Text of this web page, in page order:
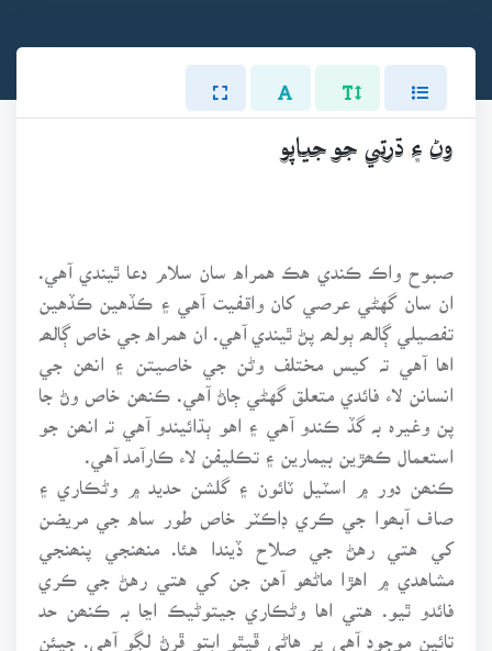
وڻ ۽ ڌرتي جو جياپو
صبوح واڪ ڪندي هڪ همراه سان سلام دعا ٿيندي آهي.
ان سان گهڻي عرصي کان واقفيت آهي ۽ ڪڏهين ڪڏهين
تفصيلي ڳالھہ ٻولھہ پڻ ٿيندي آهي. ان همراه جي خاص ڳالھہ
اها آهي تہ کيس مختلف وڻن جي خاصيتن ۽ انھن جي
انسانن لاء فائدي متعلق گهڻي ڄاڻ آهي. ڪنھن خاص وڻ جا
پن وغيرہ بہ گڏ ڪندو آهي ۽ اهو ٻڌائيندو آهي تہ انھن جو
استعمال ڪھڙين بيمارين ۽ تڪليفن لاء ڪارآمد آهي.
ڪنھن دور ۾ اسٽيل ٽائون ۽ گلشن حديد ۾ وڻڪاري ۽
صاف آبھوا جي ڪري ڊاڪٽر خاص طور ساه جي مريضن
کي هتي رهڻ جي صلاح ڏيندا هئا. منھنجي پنھنجي
مشاهدي ۾ اهڙا ماڻھو آهن جن کي هتي رهڻ جي ڪري
فائدو ٿيو. هتي اها وڻڪاري جيتوڻيڪ اڃا بہ ڪنھن حد
تائين موجود آهي پر هاڻي ڦيٿو ابتو ڦرڻ لڳو آهي. جيئن